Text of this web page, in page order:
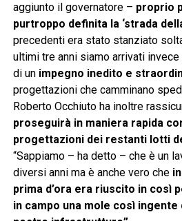
aggiunto il governatore – proprio
purtroppo definita la ‘strada
precedenti era stato stanziato
ultimi tre anni siamo arrivati
di un impegno inedito e
progettazioni che camminano
Roberto Occhiuto ha inoltre
proseguirà in maniera rapida
progettazioni dei restanti lotti
“Sappiamo – ha detto – che è un
diversi anni ma è anche vero che
prima d’ora era riuscito in così
in campo una mole così